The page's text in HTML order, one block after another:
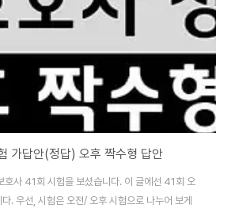
가답안(정답) 오후 짝수형 답안
호사 41회 시험을 보셨습니다. 이 글에선 41회 오
. 우선, 시험은 오전/ 오후 시험으로 나누어 보게